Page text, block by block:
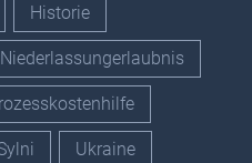
Historie
Niederlassungerlaubnis
Ukraine